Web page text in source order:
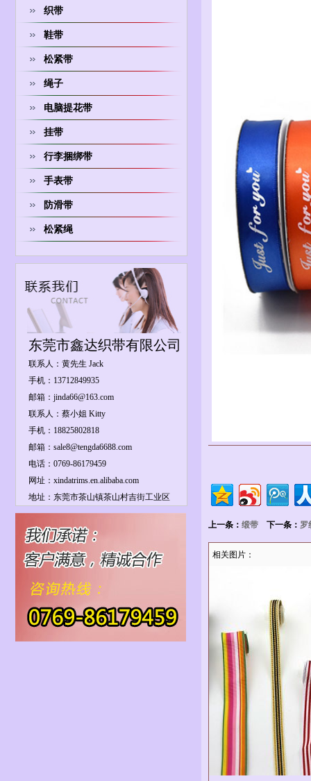
织带
鞋带
松紧带
绳子
电脑提花带
挂带
行李捆绑带
手表带
防滑带
松紧绳
东莞市鑫达织带有限公司
联系人：黄先生 Jack
手机：13712849935
邮箱：jinda66@163.com
联系人：蔡小姐 Kitty
手机：18825802818
邮箱：sale8@tengda6688.com
电话：0769-86179459
网址：xindatrims.en.alibaba.com
地址：东莞市茶山镇茶山村吉街工业区
上一条： 缎带 下一条： 罗
相关图片：